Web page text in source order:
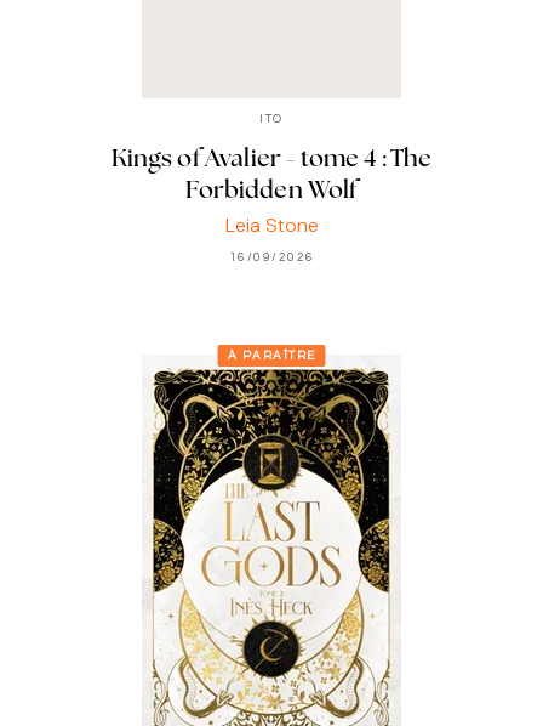
ITO
Kings of Avalier - tome 4 : The
Forbidden Wolf
Leia Stone
16/09/2026
À PARAÎTRE